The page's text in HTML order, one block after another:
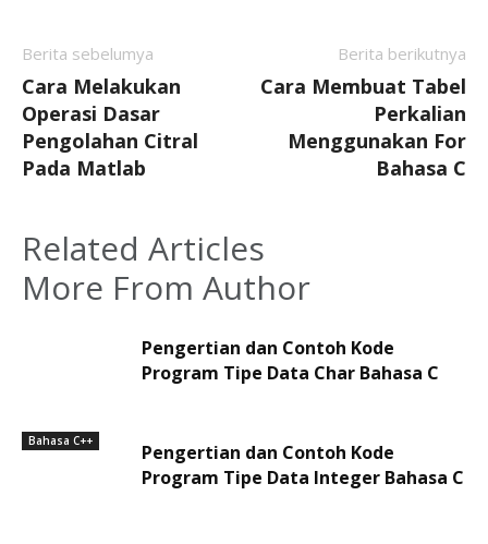
Berita sebelumya
Cara Melakukan
Operasi Dasar
Pengolahan Citral
Pada Matlab
Berita berikutnya
Cara Membuat Tabel
Perkalian
Menggunakan For
Bahasa C
Related Articles
More From Author
Bahasa C++
Pengertian dan Contoh Kode
Program Tipe Data Char Bahasa C
Pengertian dan Contoh Kode
Program Tipe Data Integer Bahasa C